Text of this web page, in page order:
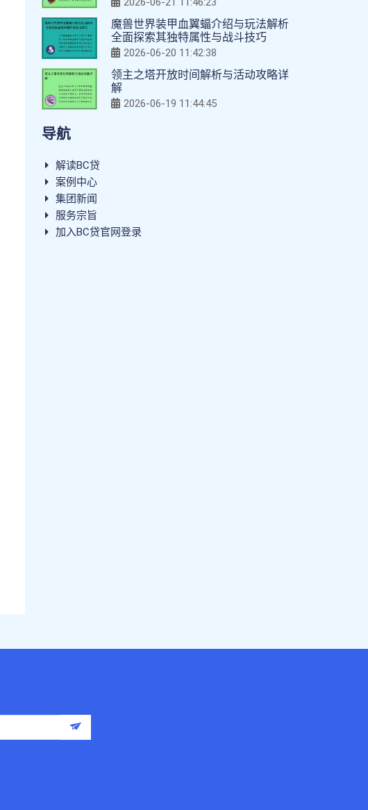
魔兽世界装甲血翼蝠介绍与玩法解析
全面探索其独特属性与战斗技巧
2026-06-20 11:42:38
领主之塔开放时间解析与活动攻略详
解
2026-06-19 11:44:45
导航
解读BC贷
案例中心
集团新闻
服务宗旨
加入BC贷官网登录